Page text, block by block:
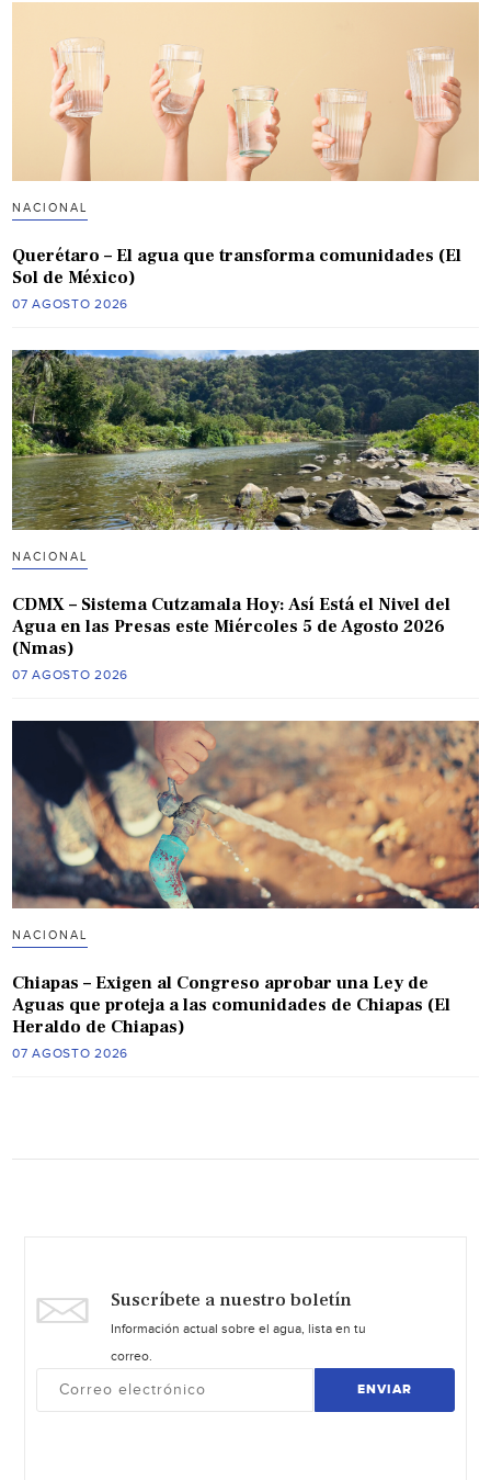
NACIONAL
Querétaro – El agua que transforma comunidades (El
Sol de México)
07 AGOSTO 2026
NACIONAL
CDMX – Sistema Cutzamala Hoy: Así Está el Nivel del
Agua en las Presas este Miércoles 5 de Agosto 2026
(Nmas)
07 AGOSTO 2026
NACIONAL
Chiapas – Exigen al Congreso aprobar una Ley de
Aguas que proteja a las comunidades de Chiapas (El
Heraldo de Chiapas)
07 AGOSTO 2026
Suscríbete a nuestro boletín
Información actual sobre el agua, lista en tu
correo.
ENVIAR